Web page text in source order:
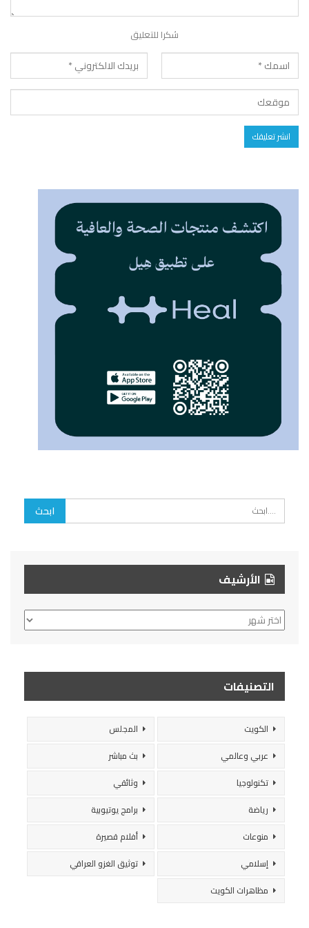
شكرا للتعليق
الأرشيف
الأرشيف
التصنيفات
الكويت
المجلس
عربي وعالمي
بث مباشر
تكنولوجيا
وثائقي
رياضة
برامج يوتيوبية
منوعات
أفلام قصيرة
إسلامي
توثيق الغزو العراقي
مظاهرات الكويت